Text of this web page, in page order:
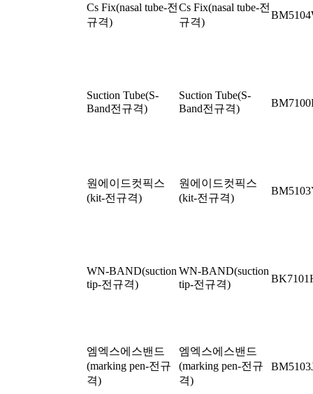
Cs Fix(nasal tube-전
규격)
Cs Fix(nasal tube-전
규격)
Suction Tube(S-
Band전규격)
Suction Tube(S-
Band전규격)
원에이드컷픽스
(kit-전규격)
원에이드컷픽스
(kit-전규격)
WN-BAND(suction
tip-전규격)
WN-BAND(suction
tip-전규격)
엠엑스에스밴드
(marking pen-전규
격)
엠엑스에스밴드
(marking pen-전규
격)